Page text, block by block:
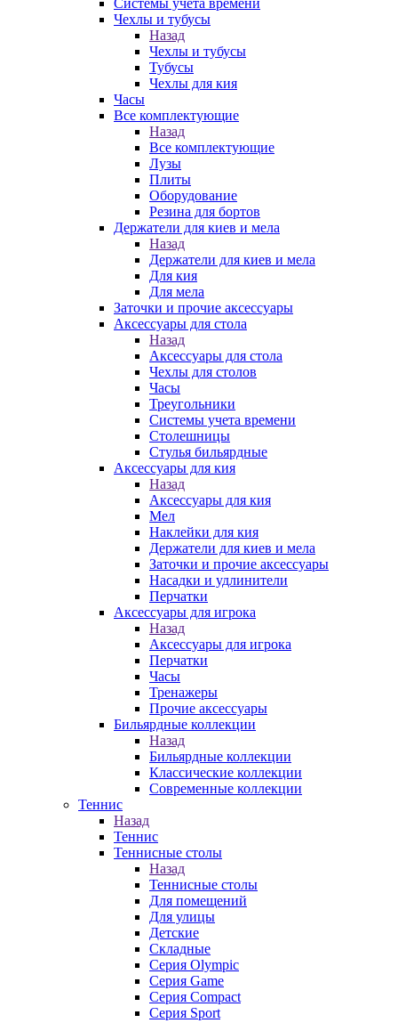
Системы учета времени
Чехлы и тубусы
Назад
Чехлы и тубусы
Тубусы
Чехлы для кия
Часы
Все комплектующие
Назад
Все комплектующие
Лузы
Плиты
Оборудование
Резина для бортов
Держатели для киев и мела
Назад
Держатели для киев и мела
Для кия
Для мела
Заточки и прочие аксессуары
Аксессуары для стола
Назад
Аксессуары для стола
Чехлы для столов
Часы
Треугольники
Системы учета времени
Столешницы
Стулья бильярдные
Аксессуары для кия
Назад
Аксессуары для кия
Мел
Наклейки для кия
Держатели для киев и мела
Заточки и прочие аксессуары
Насадки и удлинители
Перчатки
Аксессуары для игрока
Назад
Аксессуары для игрока
Перчатки
Часы
Тренажеры
Прочие аксессуары
Бильярдные коллекции
Назад
Бильярдные коллекции
Классические коллекции
Современные коллекции
Теннис
Назад
Теннис
Теннисные столы
Назад
Теннисные столы
Для помещений
Для улицы
Детские
Складные
Серия Olympic
Серия Game
Серия Compact
Серия Sport